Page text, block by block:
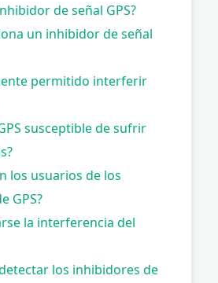
de señal GPS?
un inhibidor de señal
permitido interferir
susceptible de sufrir
los usuarios de los
GPS?
la interferencia del
los inhibidores de